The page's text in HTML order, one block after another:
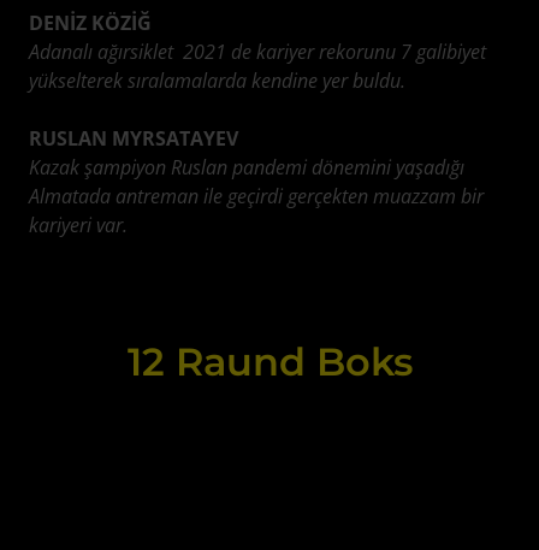
DENİZ KÖZİĞ
Adanalı ağırsiklet 2021 de kariyer rekorunu 7 galibiyet
yükselterek sıralamalarda kendine yer buldu.
RUSLAN MYRSATAYEV
Kazak şampiyon Ruslan pandemi dönemini yaşadığı
Almatada antreman ile geçirdi gerçekten muazzam bir
kariyeri var.
12 Raund Boks